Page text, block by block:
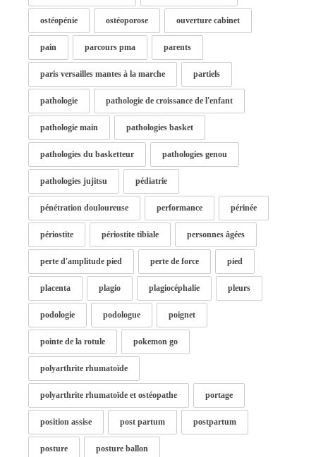
ostéopénie ostéoporose ouverture cabinet
pain parcours pma parents
paris versailles mantes à la marche partiels
pathologie pathologie de croissance de l'enfant
pathologie main pathologies basket
pathologies du basketteur pathologies genou
pathologies jujitsu pédiatrie
pénétration douloureuse performance périnée
périostite périostite tibiale personnes âgées
perte d'amplitude pied perte de force pied
placenta plagio plagiocéphalie pleurs
podologie podologue poignet
pointe de la rotule pokemon go
polyarthrite rhumatoïde
polyarthrite rhumatoïde et ostéopathe portage
position assise post partum postpartum
posture posture ballon